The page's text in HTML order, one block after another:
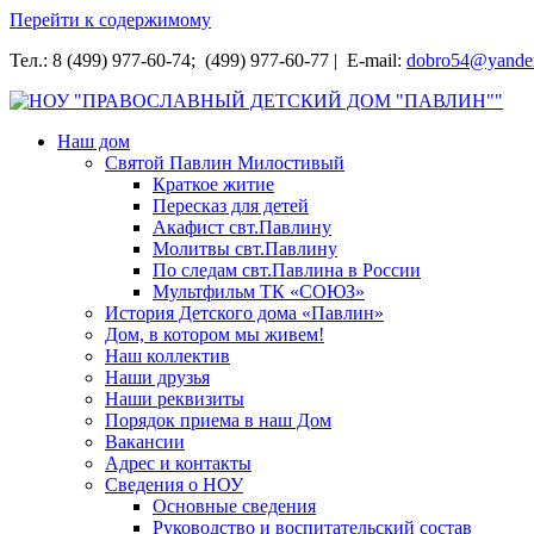
Перейти к содержимому
Тел.: 8 (499) 977-60-74; (499) 977-60-77 | E-mail:
НОУ "ПРАВОСЛАВНЫЙ ДЕТСКИЙ ДОМ "ПАВЛИН""
Наш дом
Святой Павлин Милостивый
Краткое житие
Пересказ для детей
Акафист свт.Павлину
Молитвы свт.Павлину
По следам свт.Павлина в России
Мультфильм ТК «СОЮЗ»
История Детского дома «Павлин»
Дом, в котором мы живем!
Наш коллектив
Наши друзья
Наши реквизиты
Порядок приема в наш Дом
Вакансии
Адрес и контакты
Сведения о НОУ
Основные сведения
Руководство и воспитательский состав